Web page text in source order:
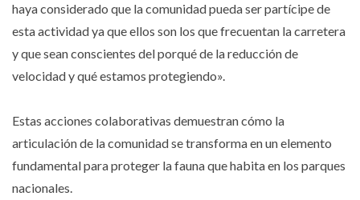
haya considerado que la comunidad pueda ser partícipe de
esta actividad ya que ellos son los que frecuentan la carretera
y que sean conscientes del porqué de la reducción de
velocidad y qué estamos protegiendo».
Estas acciones colaborativas demuestran cómo la
articulación de la comunidad se transforma en un elemento
fundamental para proteger la fauna que habita en los parques
nacionales.